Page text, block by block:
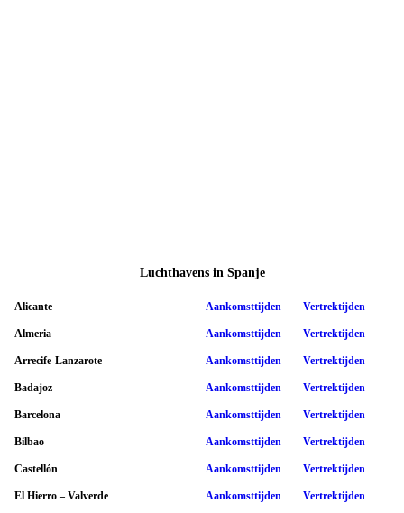
Luchthavens in Spanje
Alicante Aankomsttijden Vertrektijden
Almeria Aankomsttijden Vertrektijden
Arrecife-Lanzarote Aankomsttijden Vertrektijden
Badajoz Aankomsttijden Vertrektijden
Barcelona Aankomsttijden Vertrektijden
Bilbao Aankomsttijden Vertrektijden
Castellón Aankomsttijden Vertrektijden
El Hierro – Valverde Aankomsttijden Vertrektijden